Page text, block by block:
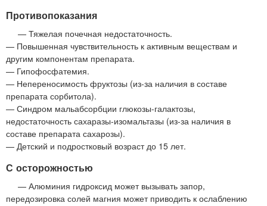
Противопоказания
— Тяжелая почечная недостаточность.
— Повышенная чувствительность к активным веществам и
другим компонентам препарата.
— Гипофосфатемия.
— Непереносимость фруктозы (из-за наличия в составе
препарата сорбитола).
— Синдром мальабсорбции глюкозы-галактозы,
недостаточность сахаразы-изомальтазы (из-за наличия в
составе препарата сахарозы).
— Детский и подростковый возраст до 15 лет.
С осторожностью
— Алюминия гидроксид может вызывать запор,
передозировка солей магния может приводить к ослаблению